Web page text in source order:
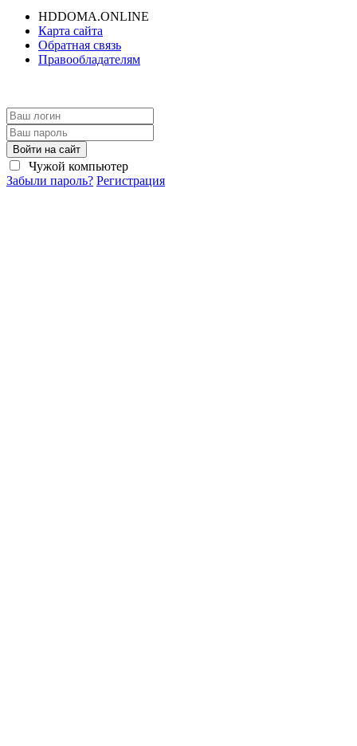
HDDOMA.ONLINE
Карта сайта
Обратная связь
Правообладателям
Войти на сайт
Чужой компьютер
Забыли пароль? Регистрация